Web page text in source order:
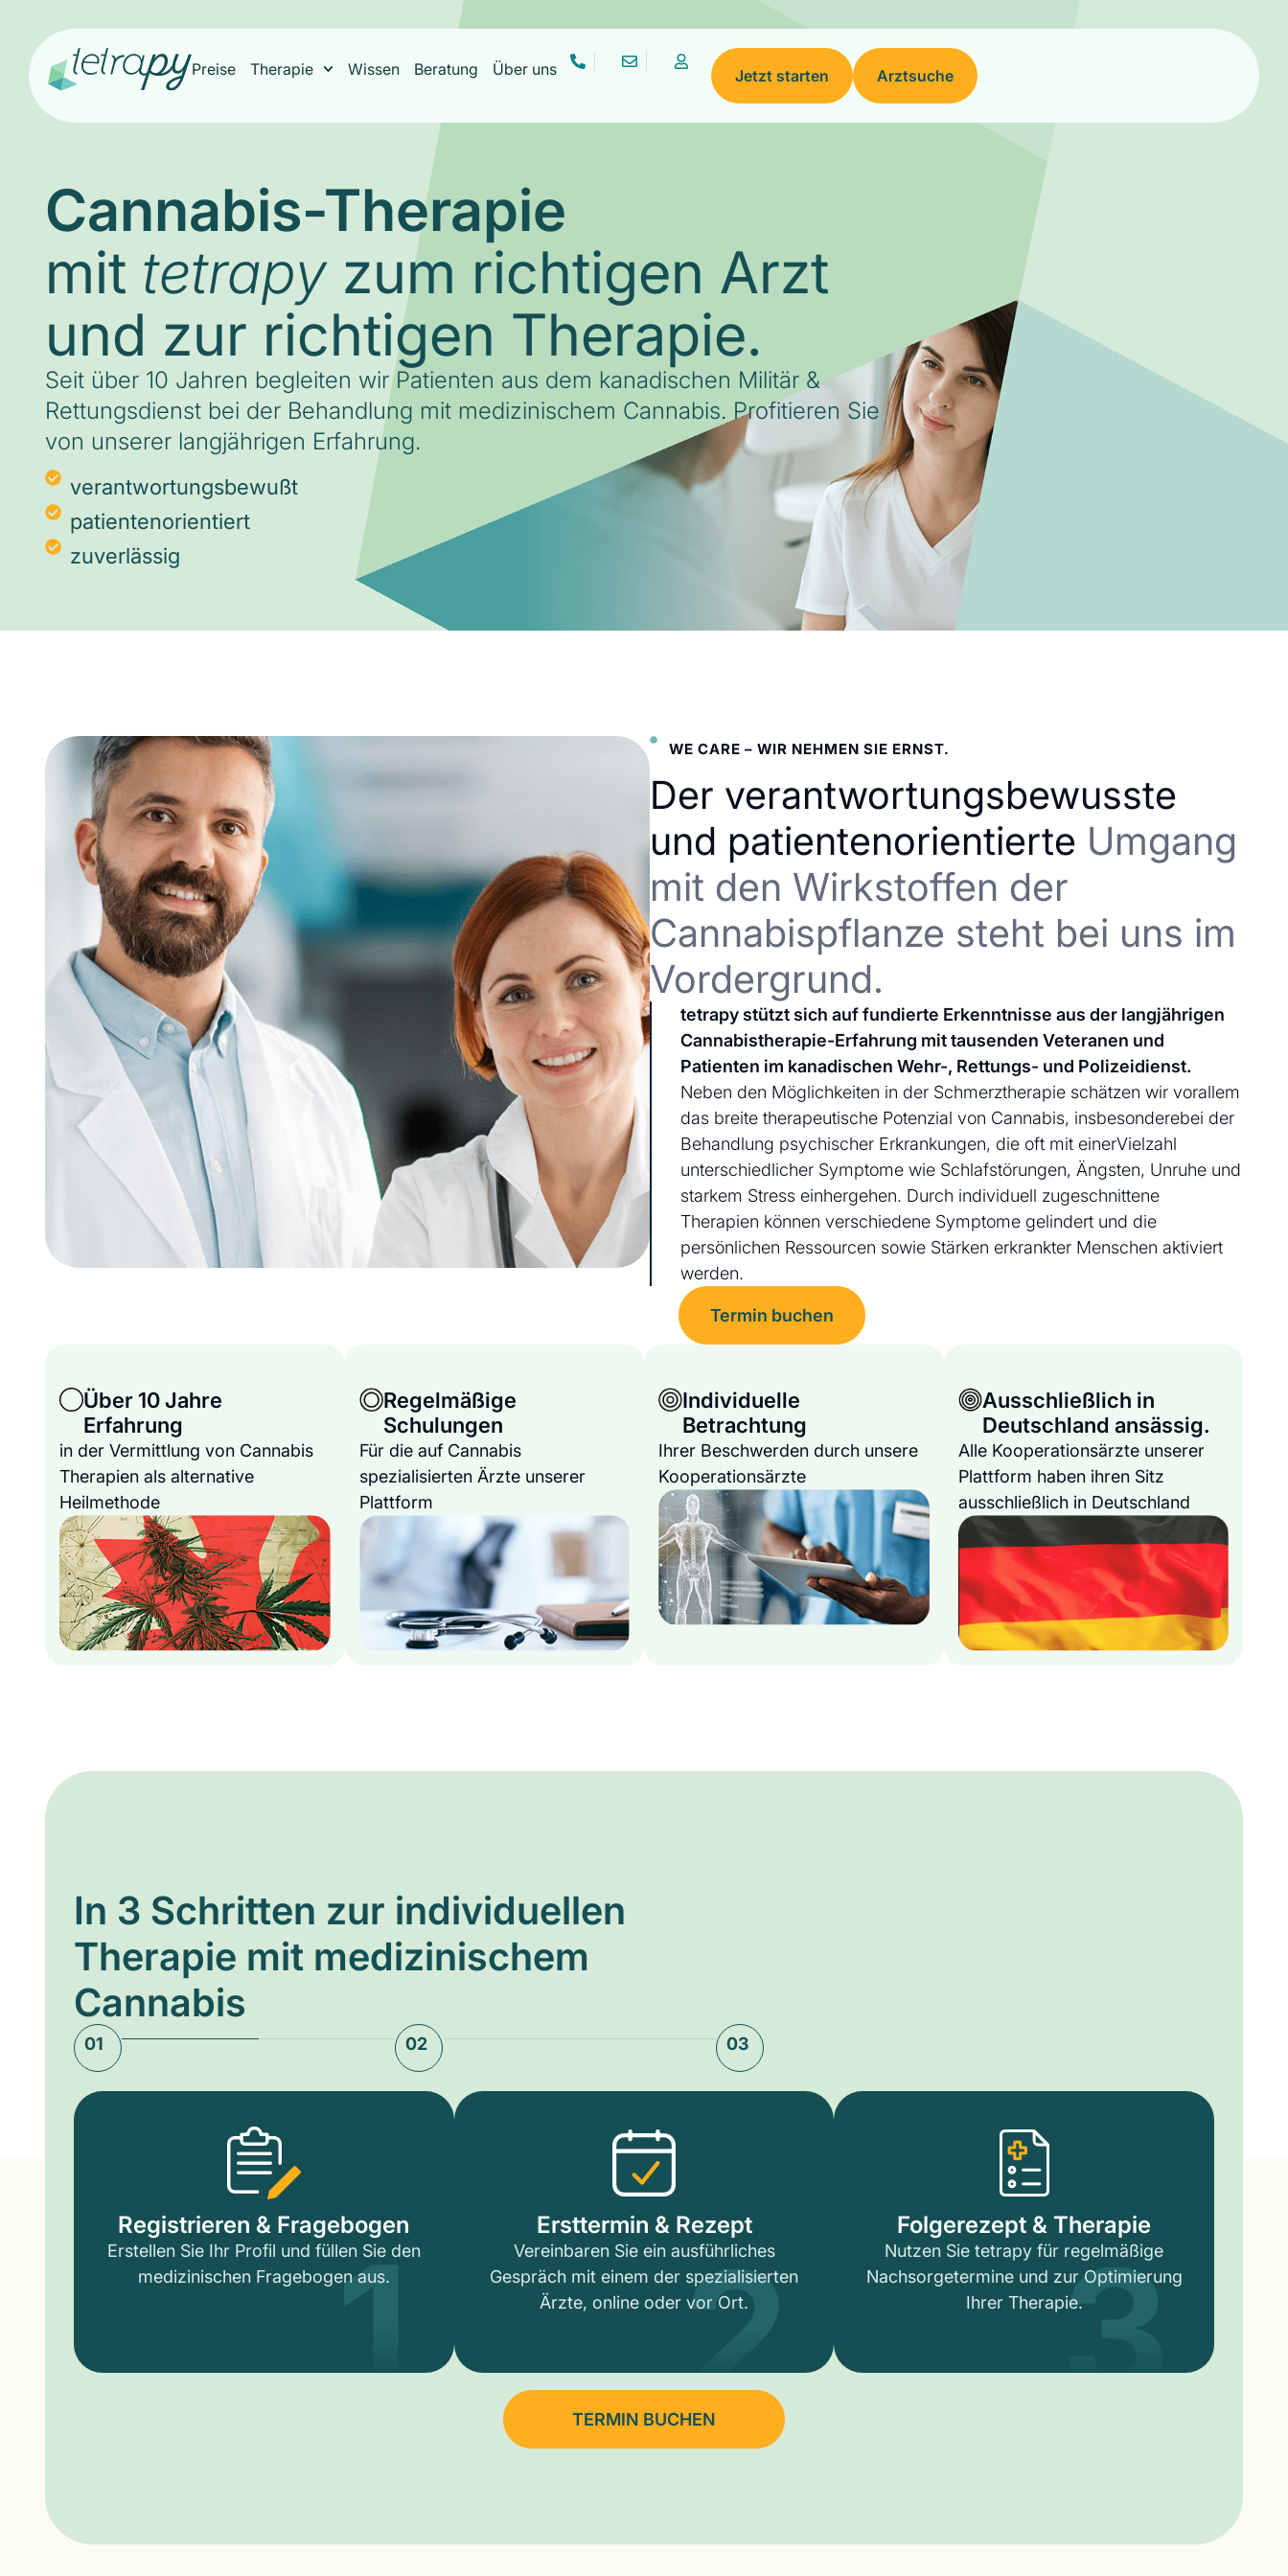
Preise Therapie Wissen Beratung Über uns Jetzt starten Arztsuche
Cannabis-Therapie
mit tetrapyzum richtigen Arzt
und zur richtigen Therapie.
Seit über 10 Jahren begleiten wir Patienten aus dem kanadischen Militär &
Rettungsdienst bei der Behandlung mit medizinischem Cannabis. Profitieren Sie
von unserer langjährigen Erfahrung.
verantwortungsbewußt
patientenorientiert
zuverlässig
WE CARE – WIR NEHMEN SIE ERNST.
Der verantwortungsbewusste
und patientenorientierte Umgang
mit den Wirkstoffen der
Cannabispflanze steht bei uns im
Vordergrund.
tetrapy stützt sich auf fundierte Erkenntnisse aus der langjährigen
Cannabistherapie-Erfahrung mit tausenden Veteranen und
Patienten im kanadischen Wehr-, Rettungs- und Polizeidienst.
Neben den Möglichkeiten in der Schmerztherapie schätzen wir vorallem
das breite therapeutische Potenzial von Cannabis, insbesonderebei der
Behandlung psychischer Erkrankungen, die oft mit einerVielzahl
unterschiedlicher Symptome wie Schlafstörungen, Ängsten, Unruhe und
starkem Stress einhergehen. Durch individuell zugeschnittene
Therapien können verschiedene Symptome gelindert und die
persönlichen Ressourcen sowie Stärken erkrankter Menschen aktiviert
werden.
Termin buchen
Über 10 Jahre
Erfahrung
in der Vermittlung von Cannabis
Therapien als alternative
Heilmethode
Regelmäßige
Schulungen
Für die auf Cannabis
spezialisierten Ärzte unserer
Plattform
Individuelle
Betrachtung
Ihrer Beschwerden durch unsere
Kooperationsärzte
Ausschließlich in
Deutschland ansässig.
Alle Kooperationsärzte unserer
Plattform haben ihren Sitz
ausschließlich in Deutschland
In 3 Schritten zur individuellen
Therapie mit medizinischem
Cannabis
01 02 03
Registrieren & Fragebogen
Erstellen Sie Ihr Profil und füllen Sie den
medizinischen Fragebogen aus.
1 Ersttermin & Rezept
Vereinbaren Sie ein ausführliches
Gespräch mit einem der spezialisierten
Ärzte, online oder vor Ort.
2 Folgerezept & Therapie
Nutzen Sie tetrapy für regelmäßige
Nachsorgetermine und zur Optimierung
Ihrer Therapie.3
TERMIN BUCHEN